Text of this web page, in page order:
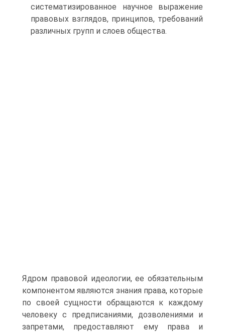
систематизированное научное выражение
правовых взглядов, принципов, требований
различных групп и слоев общества.
Ядром правовой идеологии, ее обязательным
компонентом являются знания права, которые
по своей сущности обращаются к каждому
человеку с предписаниями, дозволениями и
запретами, предоставляют ему права и